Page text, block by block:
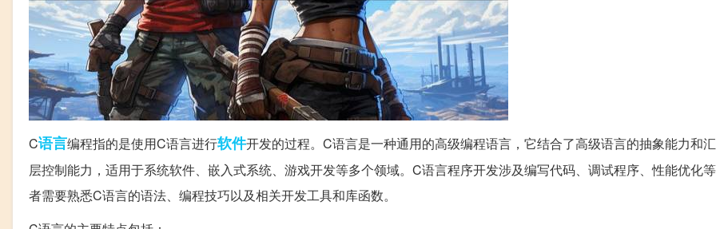
C语言编程指的是使用C语言进行软件开发的过程。C语言是一种通用的高级编程语言，它结合了高级语言的抽象能力和
层控制能力，适用于系统软件、嵌入式系统、游戏开发等多个领域。C语言程序开发涉及编写代码、调试程序、性能优化
者需要熟悉C语言的语法、编程技巧以及相关开发工具和库函数。